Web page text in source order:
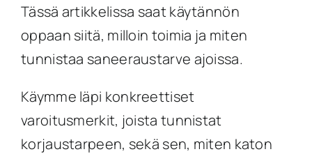
Tässä artikkelissa saat käytännön
oppaan siitä, milloin toimia ja miten
tunnistaa saneeraustarve ajoissa.
Käymme läpi konkreettiset
varoitusmerkit, joista tunnistat
korjaustarpeen, sekä sen, miten katon